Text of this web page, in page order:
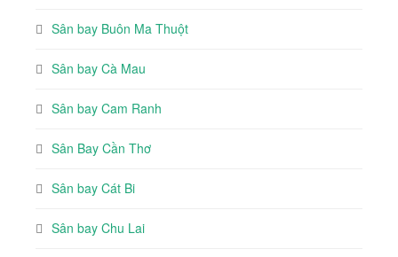
Sân bay Buôn Ma Thuột
Sân bay Cà Mau
Sân bay Cam Ranh
Sân Bay Cần Thơ
Sân bay Cát Bi
Sân bay Chu Lai